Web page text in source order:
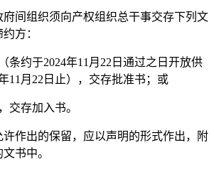
间组织须向产权组织总干事交存下列文
方：
条约于2024年11月22日通过之日开放供
11月22日止），交存批准书；或
交存加入书。
作出的保留，应以声明的形式作出，附
书中。